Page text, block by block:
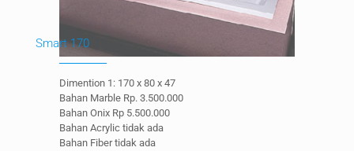
Smart 170
Dimention 1: 170 x 80 x 47
Bahan Marble Rp. 3.500.000
Bahan Onix Rp 5.500.000
Bahan Acrylic tidak ada
Bahan Fiber tidak ada